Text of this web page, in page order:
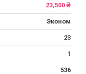
23,500 ₴
Эконом
23
1
536